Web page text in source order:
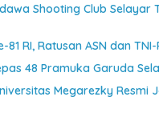
Shooting Club Selayar
81 RI, Ratusan ASN dan
48 Pramuka Garuda
Megarezky Resmi